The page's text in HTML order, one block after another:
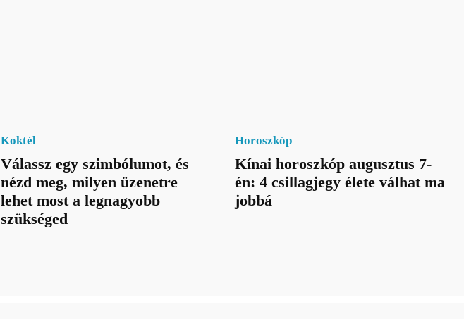
Koktél
Válassz egy szimbólumot, és
nézd meg, milyen üzenetre
lehet most a legnagyobb
szükséged
Horoszkóp
Kínai horoszkóp augusztus 7-
én: 4 csillagjegy élete válhat ma
jobbá